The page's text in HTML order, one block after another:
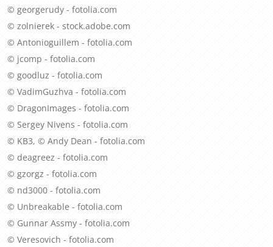
© georgerudy - fotolia.com
© zolnierek - stock.adobe.com
© Antonioguillem - fotolia.com
© jcomp - fotolia.com
© goodluz - fotolia.com
© VadimGuzhva - fotolia.com
© DragonImages - fotolia.com
© Sergey Nivens - fotolia.com
© KB3, © Andy Dean - fotolia.com
© deagreez - fotolia.com
© gzorgz - fotolia.com
© nd3000 - fotolia.com
© Unbreakable - fotolia.com
© Gunnar Assmy - fotolia.com
© Veresovich - fotolia.com